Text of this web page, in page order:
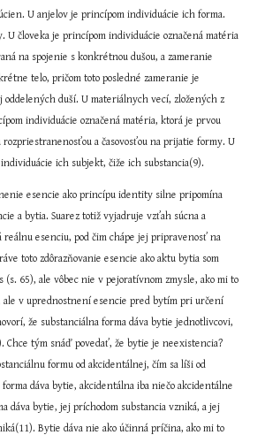
U anjelov je princípom individuácie ich forma.
U človeka je princípom individuácie označená matéria
na spojenie s konkrétnou dušou, a zameranie
telo, pričom toto posledné zameranie je
oddelených duší. U materiálnych vecí, zložených z
individuácie označená matéria, ktorá je prvou
rozpriestranenosťou a časovosťou na prijatie formy. U
ich subjekt, čiže ich substancia(9).
esencie ako princípu identity silne pripomína
a bytia. Suarez totiž vyjadruje vzťah súcna a
reálnu esenciu, pod čim chápe jej pripravenosť na
toto zdôrazňovanie esencie ako aktu bytia som
(s. 65), ale vôbec nie v pejoratívnom zmysle, ako mi to
ale v uprednostnení esencie pred bytím pri určení
že substanciálna forma dáva bytie jednotlivcovi,
Chce tým snáď povedať, že bytie je neexistencia?
formu od akcidentálnej, čím sa líši od
dáva bytie, akcidentálna iba niečo akcidentálne
dáva bytie, jej príchodom substancia vzniká, a jej
Bytie dáva nie ako účinná príčina, ako mi to